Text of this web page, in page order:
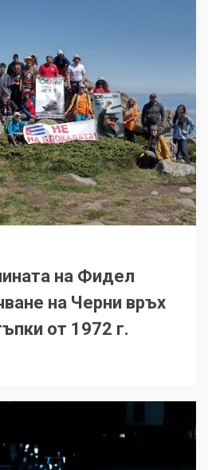
на Фидел
на Черни връх
от 1972 г.